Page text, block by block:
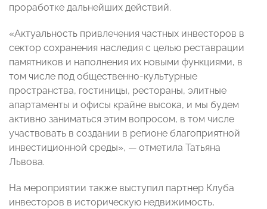
проработке дальнейших действий.
«Актуальность привлечения частных инвесторов в
сектор сохранения наследия с целью реставрации
памятников и наполнения их новыми функциями, в
том числе под общественно-культурные
пространства, гостиницы, рестораны, элитные
апартаменты и офисы крайне высока, и мы будем
активно заниматься этим вопросом, в том числе
участвовать в создании в регионе благоприятной
инвестиционной среды», — отметила Татьяна
Львова.
На мероприятии также выступил партнер Клуба
инвесторов в историческую недвижимость,